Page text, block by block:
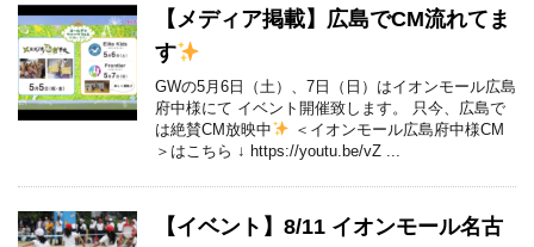
【メディア掲載】広島でCM流れてま
す
GWの5月6日（土）、7日（日）はイオンモール広島
府中様にて イベント開催致します。 只今、広島で
は絶賛CM放映中
＜イオンモール広島府中様CM
＞はこちら ↓ https://youtu.be/vZ ...
【イベント】8/11 イオンモール名古